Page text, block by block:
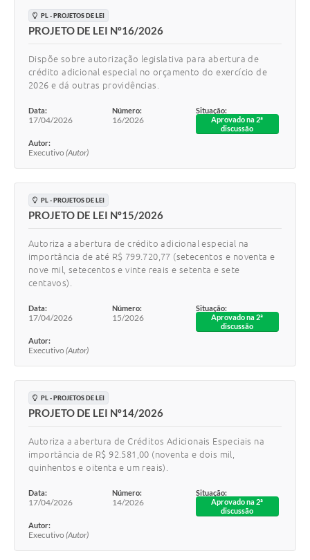
PL - PROJETOS DE LEI
PROJETO DE LEI Nº16/2026
Dispõe sobre autorização legislativa para abertura de
crédito adicional especial no orçamento do exercício de
2026 e dá outras providências.
Data:
17/04/2026
Número:
16/2026
Situação:
Aprovado na 2ª
discussão
Autor:
Executivo (Autor)
PL - PROJETOS DE LEI
PROJETO DE LEI Nº15/2026
Autoriza a abertura de crédito adicional especial na
importância de até R$ 799.720,77 (setecentos e noventa e
nove mil, setecentos e vinte reais e setenta e sete
centavos).
Data:
17/04/2026
Número:
15/2026
Situação:
Aprovado na 2ª
discussão
Autor:
Executivo (Autor)
PL - PROJETOS DE LEI
PROJETO DE LEI Nº14/2026
Autoriza a abertura de Créditos Adicionais Especiais na
importância de R$ 92.581,00 (noventa e dois mil,
quinhentos e oitenta e um reais).
Data:
17/04/2026
Número:
14/2026
Situação:
Aprovado na 2ª
discussão
Autor:
Executivo (Autor)